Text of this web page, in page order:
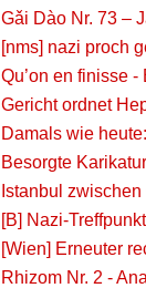
Gǎi Dào Nr. 73 –
[nms] nazi proch
Qu’on en finisse -
Gericht ordnet
Damals wie
Besorgte
Istanbul
[B] Nazi-
[Wien] Erneuter
Rhizom Nr. 2 -